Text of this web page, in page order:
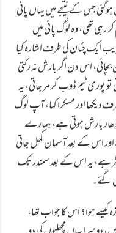
اچانک بارش ہوگئی جس کے نتیجے میں یہاں پانی
رہی تھی، وہ لوگ پانی میں
چٹان کی طرف اشارہ کیا
اس دن اگر بارش نہ رکتی
تو پوری ٹیم ڈوب کر مر جاتی، یہ
دیکھا اور مسکرا کہا، آپ لوگ
دھار بارش ہوتی ہے، ہمارے
اور اس کے بعد آسمان کھل جاتی
بتایا، غاروں کی لمبائی 52 کلو میٹر ہے، یہ اس کے بعد سمندر تک
گئے۔
ہوا؟ اس کا جواب تھا،